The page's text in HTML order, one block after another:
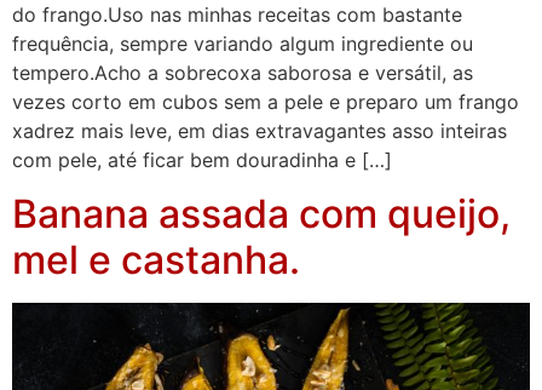
do frango.Uso nas minhas receitas com bastante
frequência, sempre variando algum ingrediente ou
tempero.Acho a sobrecoxa saborosa e versátil, as
vezes corto em cubos sem a pele e preparo um frango
xadrez mais leve, em dias extravagantes asso inteiras
com pele, até ficar bem douradinha e […]
Banana assada com queijo,
mel e castanha.